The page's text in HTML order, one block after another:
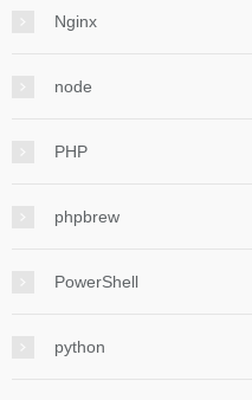
Nginx
node
PHP
phpbrew
PowerShell
python